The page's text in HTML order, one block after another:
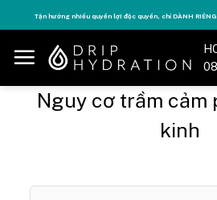
to
content
Member DripClub! Chi tiết ➝ Tăng năng
Nguy cơ trầm cảm
kinh